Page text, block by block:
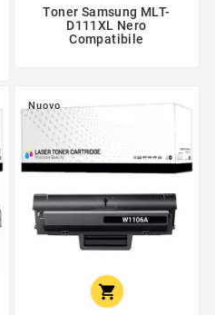
Toner Samsung MLT-
D111XL Nero
Compatibile
Nuovo
